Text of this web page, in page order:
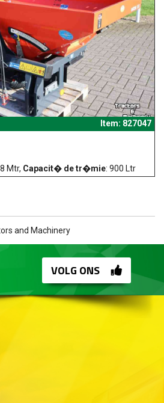
Item: 827047
Mtr, Capacit� de tr�mie: 900 Ltr
and Machinery
VOLG ONS